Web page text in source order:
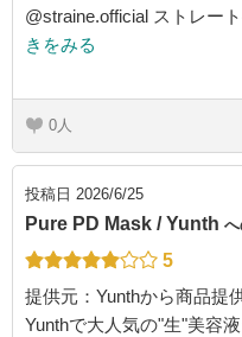
@straine.official ストレー
きをみる
0
投稿日 2026/6/25
Pure PD Mask / Yunth へ
5
提供元：Yunthから商品提
Yunthで大人気の"生"美容